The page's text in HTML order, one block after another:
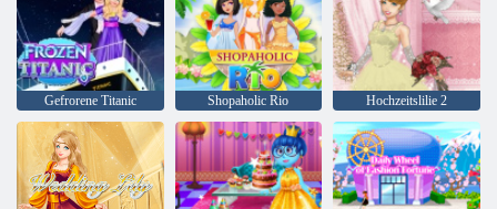
Gefrorene Titanic Shopaholic Rio Hochzeitslilie 2